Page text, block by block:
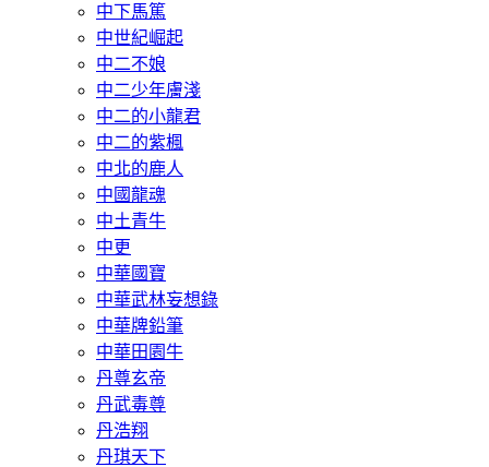
中下馬篤
中世紀崛起
中二不娘
中二少年膚淺
中二的小龍君
中二的紫楓
中北的鹿人
中國龍魂
中土青牛
中更
中華國寶
中華武林妄想錄
中華牌鉛筆
中華田園牛
丹尊玄帝
丹武毒尊
丹浩翔
丹琪天下